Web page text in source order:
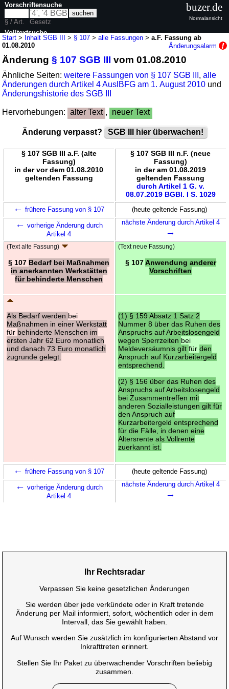
Start > Inhalt SGB III > § 107 >alle Fassungen >a.F. Fassung ab
01.08.2010
Änderungsalarm
Änderung§ 107 SGB III vom 01.08.2010
Ähnliche Seiten:weitere Fassungen von § 107 SGB III ,alle
Änderungen durch Artikel 4 AuslBFG am 1. August 2010 und
Änderungshistorie des SGB III
Hervorhebungen: alter Text , neuer Text
Änderung verpasst? SGB III hier überwachen!
§ 107 SGB III a.F. (alte
Fassung)
in der vor dem 01.08.2010
geltenden Fassung
§ 107 SGB III n.F. (neue
Fassung)
in der am 01.08.2019
geltenden Fassung
durch Artikel 1 G. v.
08.07.2019 BGBl. I S. 1029
← frühere Fassung von § 107 (heute geltende Fassung)
← vorherige Änderung durch
Artikel 4
nächste Änderung durch Artikel 4
→
(Text alte Fassung)
§ 107 Bedarf bei Maßnahmen
in anerkannten Werkstätten
für behinderte Menschen
(Text neue Fassung)
§ 107Anwendung anderer
Vorschriften
Als Bedarf werden bei
Maßnahmen in einer Werkstatt
für behinderte Menschen im
ersten Jahr 62 Euro monatlich
und danach 73 Euro monatlich
zugrunde gelegt.
(1) § 159 Absatz 1 Satz 2
Nummer 8 über das Ruhen des
Anspruchs auf Arbeitslosengeld
wegen Sperrzeiten bei
Meldeversäumnis gilt für den
Anspruch auf Kurzarbeitergeld
entsprechend.
(2) § 156 über das Ruhen des
Anspruchs auf Arbeitslosengeld
bei Zusammentreffen mit
anderen Sozialleistungen gilt für
den Anspruch auf
Kurzarbeitergeld entsprechend
für die Fälle, in denen eine
Altersrente als Vollrente
zuerkannt ist.
← frühere Fassung von § 107 (heute geltende Fassung)
← vorherige Änderung durch
Artikel 4
nächste Änderung durch Artikel 4
→
Vorschriftensuche
§ / Art.
Gesetz
Volltextsuche
buzer.de
Normalansicht
Ihr Rechtsradar
Verpassen Sie keine gesetzlichen Änderungen
Sie werden über jede verkündete oder in Kraft tretende
Änderung per Mail informiert, sofort, wöchentlich oder in dem
Intervall, das Sie gewählt haben.
Auf Wunsch werden Sie zusätzlich im konfigurierten Abstand vor
Inkrafttreten erinnert.
Stellen Sie Ihr Paket zu überwachender Vorschriften beliebig
zusammen.